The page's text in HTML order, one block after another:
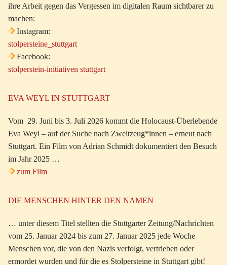
ihre Arbeit gegen das Vergessen im digitalen Raum sichtbarer zu
machen:
Instagram:
stolpersteine_stuttgart
Facebook:
stolperstein-initiativen stuttgart
EVA WEYL IN STUTTGART
Vom 29. Juni bis 3. Juli 2026 kommt die Holocaust-Überlebende
Eva Weyl – auf der Suche nach Zweitzeug*innen – erneut nach
Stuttgart. Ein Film von Adrian Schmidt dokumentiert den Besuch
im Jahr 2025 …
zum Film
DIE MENSCHEN HINTER DEN NAMEN
… unter diesem Titel stellten die Stuttgarter Zeitung/Nachrichten
vom 25. Januar 2024 bis zum 27. Januar 2025 jede Woche
Menschen vor, die von den Nazis verfolgt, vertrieben oder
ermordet wurden und für die es Stolpersteine in Stuttgart gibt!